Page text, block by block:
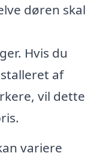
døren skal
Hvis du
af
vil dette
variere